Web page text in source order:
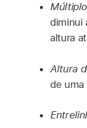
diminui
altura
Altura
de uma